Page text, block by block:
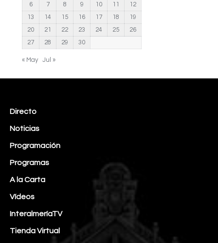
6
7 8 9 10 11
12
13
14 15 16 17 18
19
20
21 22 23 24 25
26
27
28 29 30
« May Jul »
Directo
Noticias
Programación
Programas
A la Carta
Vídeos
InteralmeríaTV
Tienda Virtual